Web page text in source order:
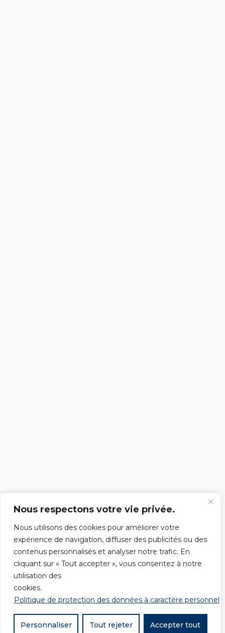
Nous respectons votre vie privée.
Nous utilisons des cookies pour améliorer votre
expérience de navigation, diffuser des publicités ou des
contenus personnalisés et analyser notre trafic. En
cliquant sur « Tout accepter », vous consentez à notre
utilisation des
cookies.
Politique de protection des données à caractère personnel
Personnaliser Tout rejeter Accepter tout